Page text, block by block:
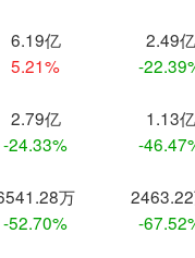
6.19亿
5.21%
2.49亿
-
2.79亿
-24.33%
1.13亿
-
万
-52.70%
-